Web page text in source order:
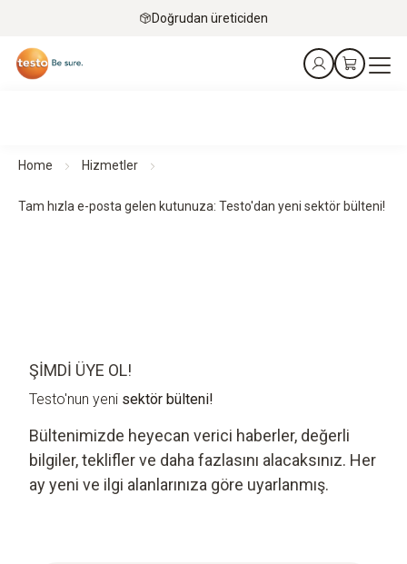
Doğrudan üreticiden
Home Hizmetler
Tam hızla e-posta gelen kutunuza: Testo'dan yeni sektör bülteni!
ŞIMDI ÜYE OL!
Testo'nun yeni sektör bülteni!
Bültenimizde heyecan verici haberler, değerli
bilgiler, teklifler ve daha fazlasını alacaksınız. Her
ay yeni ve ilgi alanlarınıza göre uyarlanmış.